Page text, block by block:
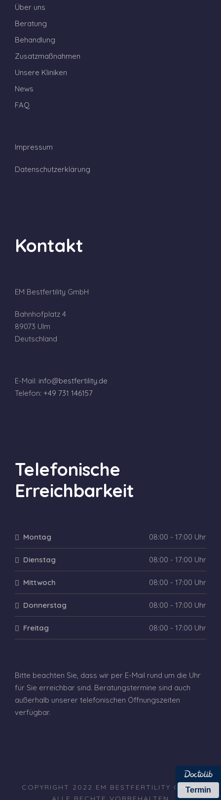
Über uns
Beratung
Behandlung
Zusatzmaßnahmen
Unsere Kliniken
News
FAQ
Impressum
Datenschutzerklärung
Termin
Kontakt
EM Bestfertility GmbH
Bahnhofplatz 4
89073 Ulm
Deutschland
E-Mail: info@bestfertility.de
Telefon: +49 731 146157
Telefonische
Erreichbarkeit
Montag 08:00 - 17:00 Uhr
Dienstag 08:00 - 17:00 Uhr
Mittwoch 08:00 - 17:00 Uhr
Donnerstag 08:00 - 17:00 Uhr
Freitag 08:00 - 17:00 Uhr
Bitte beachten Sie, dass wir per E-Mail rund um die Uhr
für Sie erreichbar sind. Beratungstermine sind auch
außerhalb unserer telefonischen Öffnungszeiten
verfügbar.
COPYRIGHT 2022 EM BESTFERTILITY GMBH,